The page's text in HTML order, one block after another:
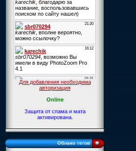
Для добавления необходима
авторизация
Online
Защита от спама и мата
активирована.
Облако тегов